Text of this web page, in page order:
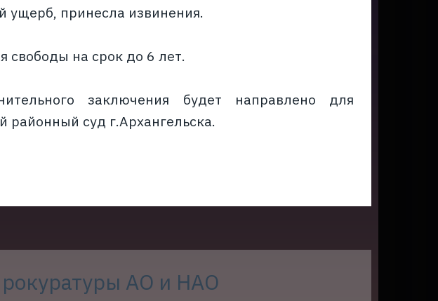
принесла извинения.
на срок до 6 лет.
заключения будет направлено для
районный суд г.Архангельска.
АО и НАО